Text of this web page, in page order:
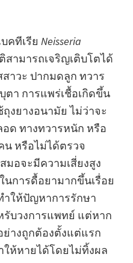
คทีเรีย Neisseria
ามารถเจริญเติบโตได้
าวะ ปากมดลูก ทวาร
า การแพร่เชื้อเกิดขึ้น
งยางอนามัย ไม่ว่าจะ
ด ทางทวารหนัก หรือ
หรือไม่ได้ตรวจ
มอจะมีความเสี่ยงสูง
นการดื้อยามากขึ้นเรื่อย
ำให้ปัญหาการรักษา
บวงการแพทย์ แต่หาก
างถูกต้องตั้งแต่แรก
ให้หายได้โดยไม่ทิ้งผล